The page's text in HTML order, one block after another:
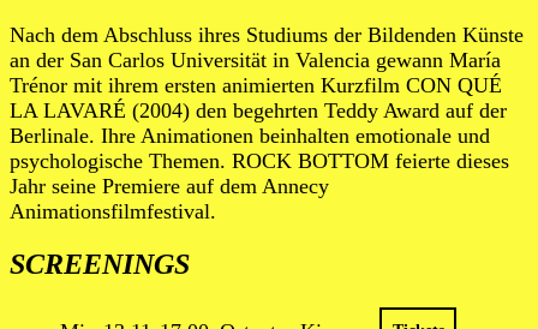
Nach dem Abschluss ihres Studiums der Bildenden Künste
an der San Carlos Universität in Valencia gewann María
Trénor mit ihrem ersten animierten Kurzfilm CON QUÉ
LA LAVARÉ (2004) den begehrten Teddy Award auf der
Berlinale. Ihre Animationen beinhalten emotionale und
psychologische Themen. ROCK BOTTOM feierte dieses
Jahr seine Premiere auf dem Annecy
Animationsfilmfestival.
SCREENINGS